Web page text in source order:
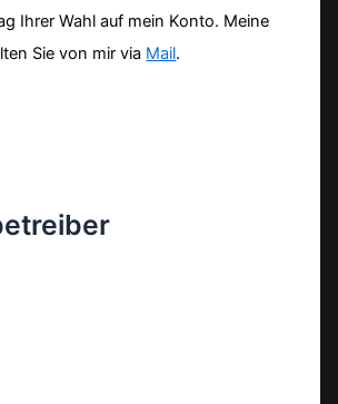
Ihrer Wahl auf mein Konto. Meine
Sie von mir via Mail.